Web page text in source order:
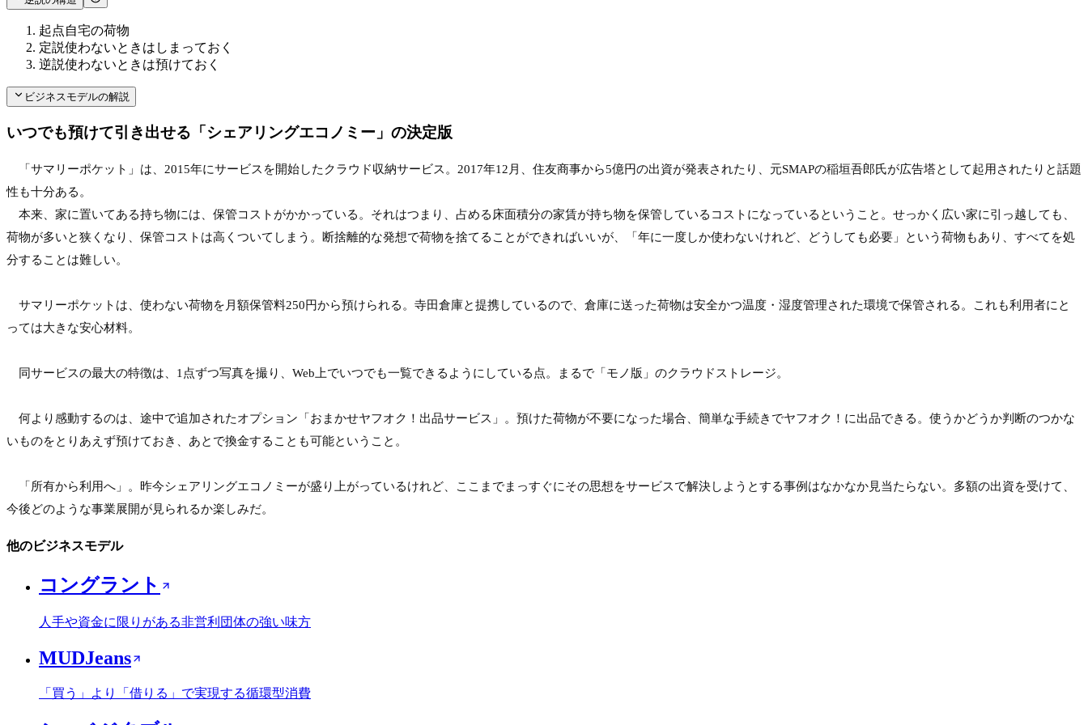
起点自宅の荷物
定説使わないときはしまっておく
逆説使わないときは預けておく
ビジネスモデルの解説
いつでも預けて引き出せる「シェアリングエコノミー」の決定版
「サマリーポケット」は、2015年にサービスを開始したクラウド収納サービス。2017年12月、住友商事から5億円の出資が発表されたり、元SMAPの稲垣吾郎氏が広告塔として起用されたりと話題
性も十分ある。
本来、家に置いてある持ち物には、保管コストがかかっている。それはつまり、占める床面積分の家賃が持ち物を保管しているコストになっているということ。せっかく広い家に引っ越しても、
荷物が多いと狭くなり、保管コストは高くついてしまう。断捨離的な発想で荷物を捨てることができればいいが、「年に一度しか使わないけれど、どうしても必要」という荷物もあり、すべてを処
分することは難しい。
サマリーポケットは、使わない荷物を月額保管料250円から預けられる。寺田倉庫と提携しているので、倉庫に送った荷物は安全かつ温度・湿度管理された環境で保管される。これも利用者にと
っては大きな安心材料。
同サービスの最大の特徴は、1点ずつ写真を撮り、Web上でいつでも一覧できるようにしている点。まるで「モノ版」のクラウドストレージ。
何より感動するのは、途中で追加されたオプション「おまかせヤフオク！出品サービス」。預けた荷物が不要になった場合、簡単な手続きでヤフオク！に出品できる。使うかどうか判断のつかな
いものをとりあえず預けておき、あとで換金することも可能ということ。
「所有から利用へ」。昨今シェアリングエコノミーが盛り上がっているけれど、ここまでまっすぐにその思想をサービスで解決しようとする事例はなかなか見当たらない。多額の出資を受けて、
今後どのような事業展開が見られるか楽しみだ。
他のビジネスモデル
コングラント
人手や資金に限りがある非営利団体の強い味方
MUDJeans
「買う」より「借りる」で実現する循環型消費